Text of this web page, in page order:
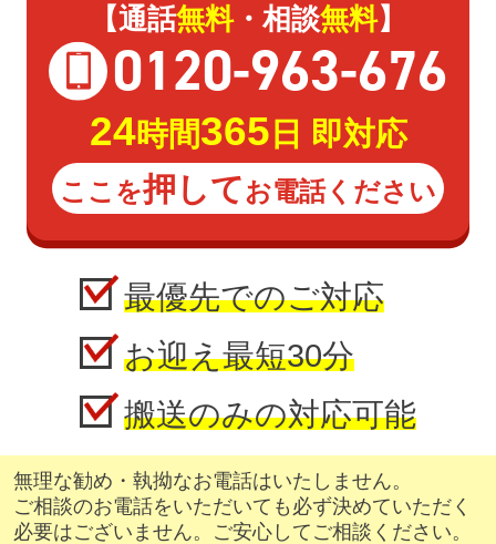
【通話無料・相談無料】
0120-963-676
24時間365 日 即対応
ここを押してお電話ください
最優先でのご対応
お迎え最短30分
搬送のみの対応可能
無理な勧め・執拗なお電話はいたしません。
ご相談のお電話をいただいても必ず決めていただく
必要はございません。ご安心してご相談ください。